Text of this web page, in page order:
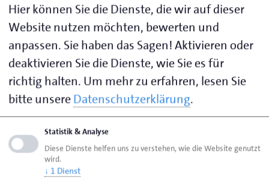
Heesch,
Matthias
0461 866-
m.heesch@hwk-
flensburg.de
Koller,
Alexander
0461 866-
125
a.koller@hwk-
flensburg.de
Raabe,
Volker
0461 866-
125
v.raabe@hwk-
flensburg.de
Seite empfehlen
Seite drucken
Hier können Sie die Dienste, die wir auf dieser
Website nutzen möchten, bewerten und
anpassen. Sie haben das Sagen! Aktivieren oder
deaktivieren Sie die Dienste, wie Sie es für
richtig halten. Um mehr zu erfahren, lesen Sie
bitte unsereDatenschutzerklärung.
Statistik & Analyse
Diese Dienste helfen uns zu verstehen, wie die Website genutzt
wird.
↓ 1 Dienst